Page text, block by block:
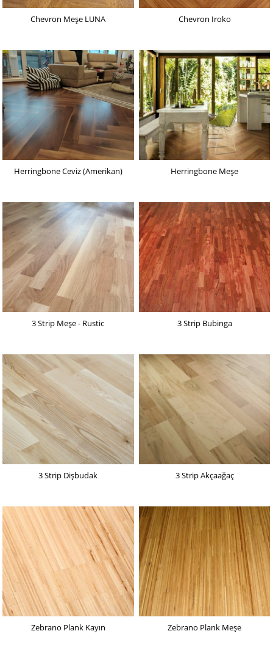
Chevron Meşe LUNA Chevron Iroko
Herringbone Ceviz (Amerikan) Herringbone Meşe
3 Strip Meşe - Rustic 3 Strip Bubinga
3 Strip Dişbudak 3 Strip Akçaağaç
Zebrano Plank Kayın Zebrano Plank Meşe